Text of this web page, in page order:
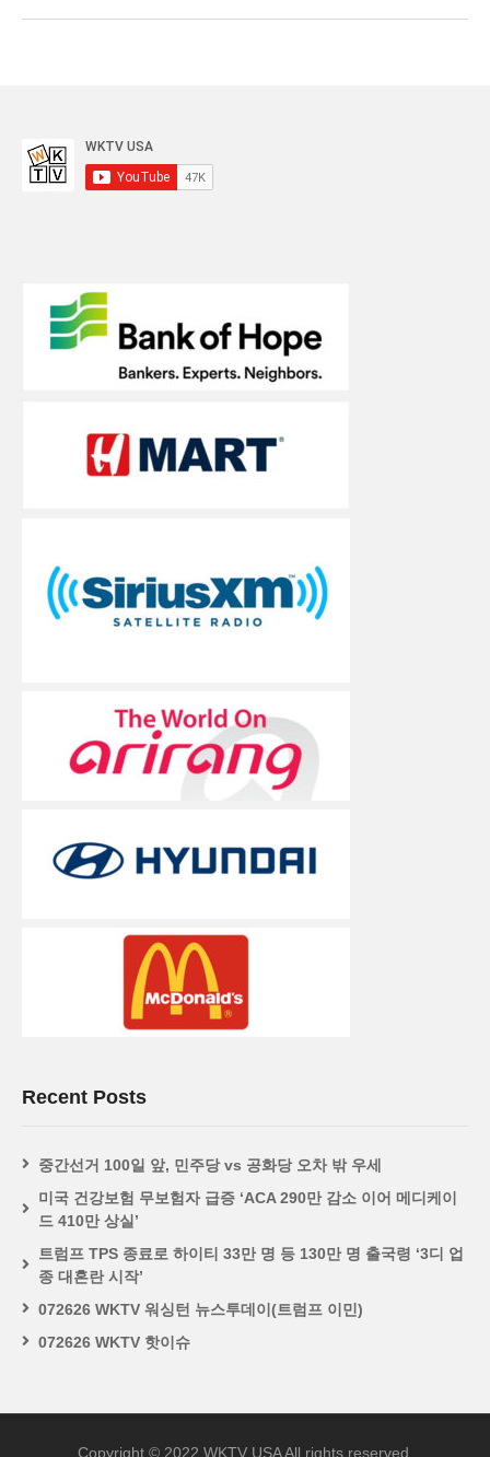
Recent Posts
중간선거 100일 앞, 민주당 vs 공화당 오차 밖 우세
미국 건강보험 무보험자 급증 ‘ACA 290만 감소 이어 메디케이
드 410만 상실’
트럼프 TPS 종료로 하이티 33만 명 등 130만 명 출국령 ‘3디 업
종 대혼란 시작’
072626 WKTV 워싱턴 뉴스투데이(트럼프 이민)
072626 WKTV 핫이슈
Copyright © 2022 WKTV USA All rights reserved.